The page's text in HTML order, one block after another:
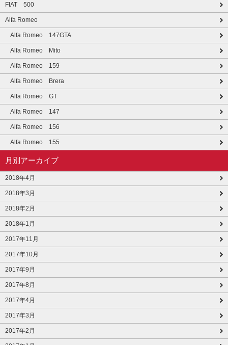
FIAT 500
Alfa Romeo
Alfa Romeo 147GTA
Alfa Romeo Mito
Alfa Romeo 159
Alfa Romeo Brera
Alfa Romeo GT
Alfa Romeo 147
Alfa Romeo 156
Alfa Romeo 155
月別アーカイブ
2018年4月
2018年3月
2018年2月
2018年1月
2017年11月
2017年10月
2017年9月
2017年8月
2017年4月
2017年3月
2017年2月